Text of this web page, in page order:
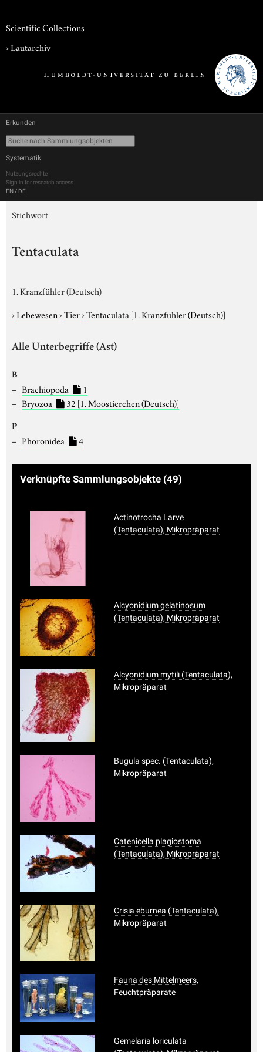
Scientific Collections
›Lautarchiv
Erkunden
Systematik
Nutzungsrechte
Sign in for research access
EN / DE
Stichwort
Tentaculata
1. Kranzfühler (Deutsch)
›Lebewesen›Tier›Tentaculata [1. Kranzfühler (Deutsch)]
Alle Unterbegriffe (Ast)
B
Brachiopoda
1
Bryozoa
32 [1. Moostierchen (Deutsch)]
P
Phoronidea 4
Verknüpfte Sammlungsobjekte (49)
Actinotrocha Larve
(Tentaculata), Mikropräparat
Alcyonidium gelatinosum
(Tentaculata), Mikropräparat
Alcyonidium mytili (Tentaculata),
Mikropräparat
Bugula spec. (Tentaculata),
Mikropräparat
Catenicella plagiostoma
(Tentaculata), Mikropräparat
Crisia eburnea (Tentaculata),
Mikropräparat
Fauna des Mittelmeers,
Feuchtpräparate
Gemelaria loriculata